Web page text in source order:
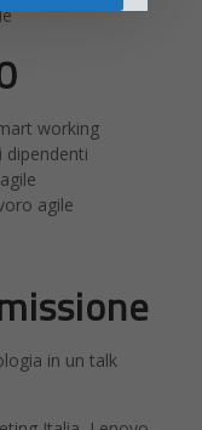
working
agile
in un talk